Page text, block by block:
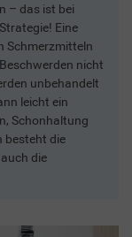
– das ist bei
Eine
Schmerzmitteln
nicht
unbehandelt
leicht ein
Schonhaltung
besteht die
die